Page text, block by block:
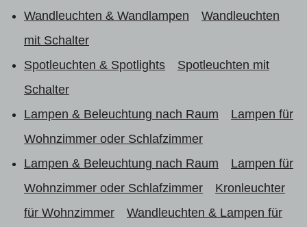
Wandleuchten & Wandlampen
Wandleuchten
mit Schalter
Spotleuchten & Spotlights
Spotleuchten mit
Schalter
Lampen & Beleuchtung nach Raum
Lampen für
Wohnzimmer oder Schlafzimmer
Lampen & Beleuchtung nach Raum
Lampen für
Wohnzimmer oder Schlafzimmer
Kronleuchter
für Wohnzimmer
Wandleuchten & Lampen für